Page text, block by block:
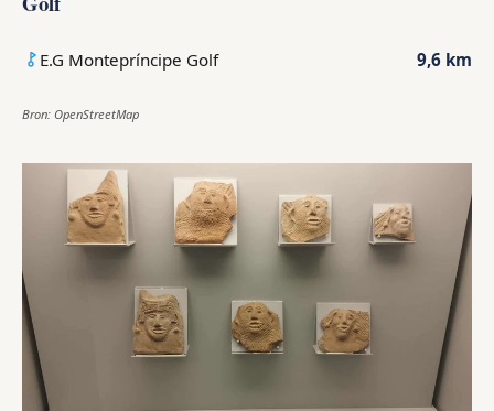
E.G Montepríncipe Golf 9,6 km
Bron: OpenStreetMap